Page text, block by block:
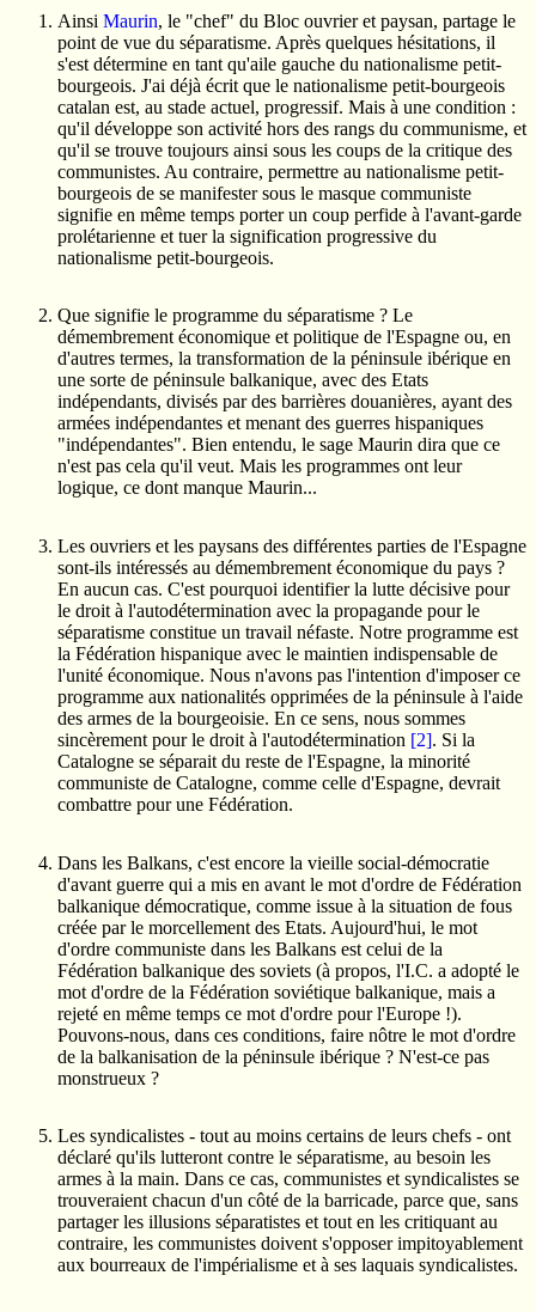
Ainsi Maurin, le "chef" du Bloc ouvrier et paysan, partage le
point de vue du séparatisme. Après quelques hésitations, il
s'est détermine en tant qu'aile gauche du nationalisme petit-
bourgeois. J'ai déjà écrit que le nationalisme petit-bourgeois
catalan est, au stade actuel, progressif. Mais à une condition :
qu'il développe son activité hors des rangs du communisme, et
qu'il se trouve toujours ainsi sous les coups de la critique des
communistes. Au contraire, permettre au nationalisme petit-
bourgeois de se manifester sous le masque communiste
signifie en même temps porter un coup perfide à l'avant-garde
prolétarienne et tuer la signification progressive du
nationalisme petit-bourgeois.
Que signifie le programme du séparatisme ? Le
démembrement économique et politique de l'Espagne ou, en
d'autres termes, la transformation de la péninsule ibérique en
une sorte de péninsule balkanique, avec des Etats
indépendants, divisés par des barrières douanières, ayant des
armées indépendantes et menant des guerres hispaniques
"indépendantes". Bien entendu, le sage Maurin dira que ce
n'est pas cela qu'il veut. Mais les programmes ont leur
logique, ce dont manque Maurin...
Les ouvriers et les paysans des différentes parties de l'Espagne
sont-ils intéressés au démembrement économique du pays ?
En aucun cas. C'est pourquoi identifier la lutte décisive pour
le droit à l'autodétermination avec la propagande pour le
séparatisme constitue un travail néfaste. Notre programme est
la Fédération hispanique avec le maintien indispensable de
l'unité économique. Nous n'avons pas l'intention d'imposer ce
programme aux nationalités opprimées de la péninsule à l'aide
des armes de la bourgeoisie. En ce sens, nous sommes
sincèrement pour le droit à l'autodétermination [2]. Si la
Catalogne se séparait du reste de l'Espagne, la minorité
communiste de Catalogne, comme celle d'Espagne, devrait
combattre pour une Fédération.
Dans les Balkans, c'est encore la vieille social-démocratie
d'avant guerre qui a mis en avant le mot d'ordre de Fédération
balkanique démocratique, comme issue à la situation de fous
créée par le morcellement des Etats. Aujourd'hui, le mot
d'ordre communiste dans les Balkans est celui de la
Fédération balkanique des soviets (à propos, l'I.C. a adopté le
mot d'ordre de la Fédération soviétique balkanique, mais a
rejeté en même temps ce mot d'ordre pour l'Europe !).
Pouvons-nous, dans ces conditions, faire nôtre le mot d'ordre
de la balkanisation de la péninsule ibérique ? N'est-ce pas
monstrueux ?
Les syndicalistes - tout au moins certains de leurs chefs - ont
déclaré qu'ils lutteront contre le séparatisme, au besoin les
armes à la main. Dans ce cas, communistes et syndicalistes se
trouveraient chacun d'un côté de la barricade, parce que, sans
partager les illusions séparatistes et tout en les critiquant au
contraire, les communistes doivent s'opposer impitoyablement
aux bourreaux de l'impérialisme et à ses laquais syndicalistes.